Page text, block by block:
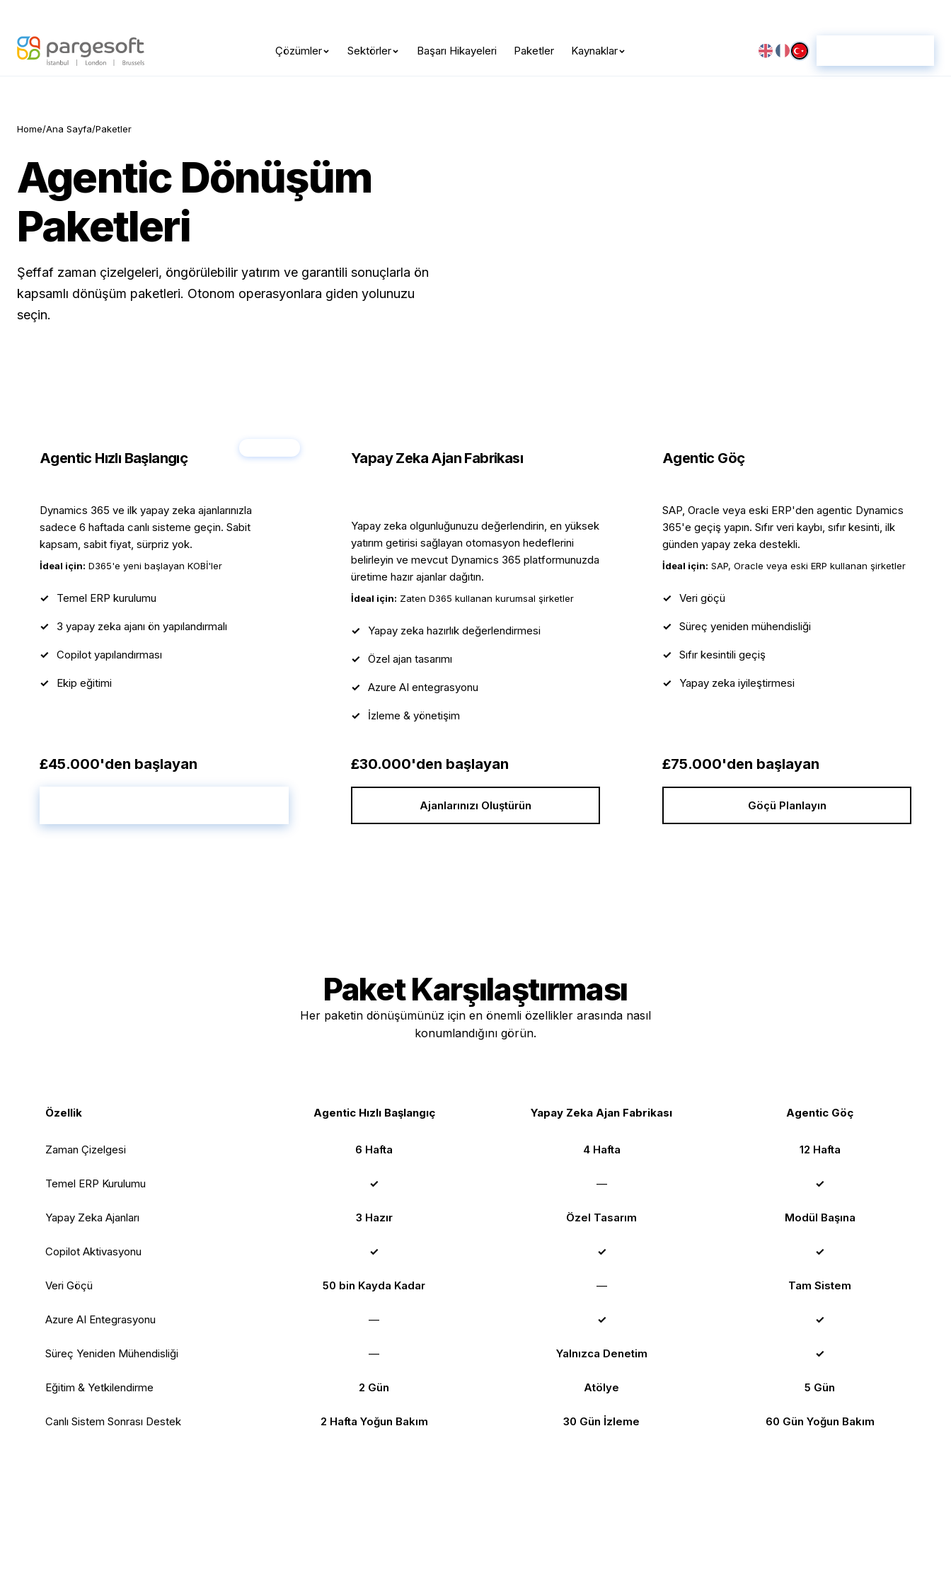
Çözümler Sektörler Başarı Hikayeleri Paketler Kaynaklar
Home/Ana Sayfa/Paketler
Agentic Dönüşüm
Paketleri
Şeffaf zaman çizelgeleri, öngörülebilir yatırım ve garantili sonuçlarla ön
kapsamlı dönüşüm paketleri. Otonom operasyonlara giden yolunuzu
seçin.
Agentic Hızlı Başlangıç
Dynamics 365 ve ilk yapay zeka ajanlarınızla
sadece 6 haftada canlı sisteme geçin. Sabit
kapsam, sabit fiyat, sürpriz yok.
İdeal için: D365'e yeni başlayan KOBİ'ler
Temel ERP kurulumu
3 yapay zeka ajanı ön yapılandırmalı
Copilot yapılandırması
Ekip eğitimi
£45.000'den başlayan
Yapay Zeka Ajan Fabrikası
Yapay zeka olgunluğunuzu değerlendirin, en yüksek
yatırım getirisi sağlayan otomasyon hedeflerini
belirleyin ve mevcut Dynamics 365 platformunuzda
üretime hazır ajanlar dağıtın.
İdeal için: Zaten D365 kullanan kurumsal şirketler
Yapay zeka hazırlık değerlendirmesi
Özel ajan tasarımı
Azure AI entegrasyonu
İzleme & yönetişim
£30.000'den başlayan
Ajanlarınızı Oluştürün
Agentic Göç
SAP, Oracle veya eski ERP'den agentic Dynamics
365'e geçiş yapın. Sıfır veri kaybı, sıfır kesinti, ilk
günden yapay zeka destekli.
İdeal için: SAP, Oracle veya eski ERP kullanan şirketler
Veri göçü
Süreç yeniden mühendisliği
Sıfır kesintili geçiş
Yapay zeka iyileştirmesi
£75.000'den başlayan
Göçü Planlayın
Paket Karşılaştırması
Her paketin dönüşümünüz için en önemli özellikler arasında nasıl
konumlandığını görün.
Özellik Agentic Hızlı Başlangıç Yapay Zeka Ajan Fabrikası Agentic Göç
Zaman Çizelgesi 6 Hafta 4 Hafta 12 Hafta
Temel ERP Kurulumu ✓ — ✓
Yapay Zeka Ajanları 3 Hazır Özel Tasarım Modül Başına
Copilot Aktivasyonu ✓ ✓ ✓
Veri Göçü 50 bin Kayda Kadar — Tam Sistem
Azure AI Entegrasyonu — ✓ ✓
Süreç Yeniden Mühendisliği — Yalnızca Denetim ✓
Eğitim & Yetkilendirme 2 Gün Atölye 5 Gün
Canlı Sistem Sonrası Destek 2 Hafta Yoğun Bakım 30 Gün İzleme 60 Gün Yoğun Bakım